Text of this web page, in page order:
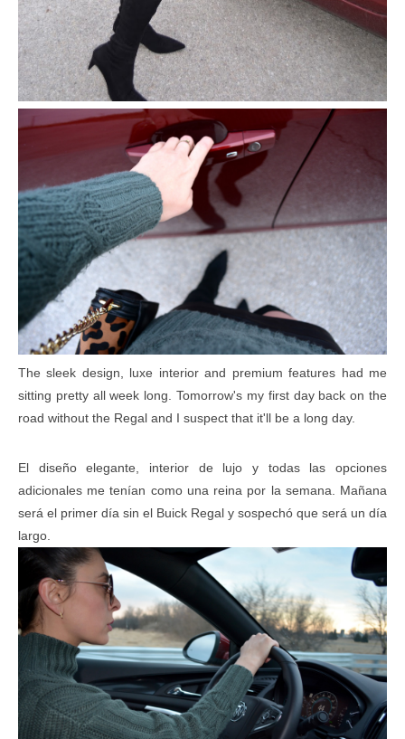
The sleek design, luxe interior and premium features had me
sitting pretty all week long. Tomorrow's my first day back on the
road without the Regal and I suspect that it'll be a long day.
El diseño elegante, interior de lujo y todas las opciones
adicionales me tenían como una reina por la semana. Mañana
será el primer día sin el Buick Regal y sospechó que será un día
largo.